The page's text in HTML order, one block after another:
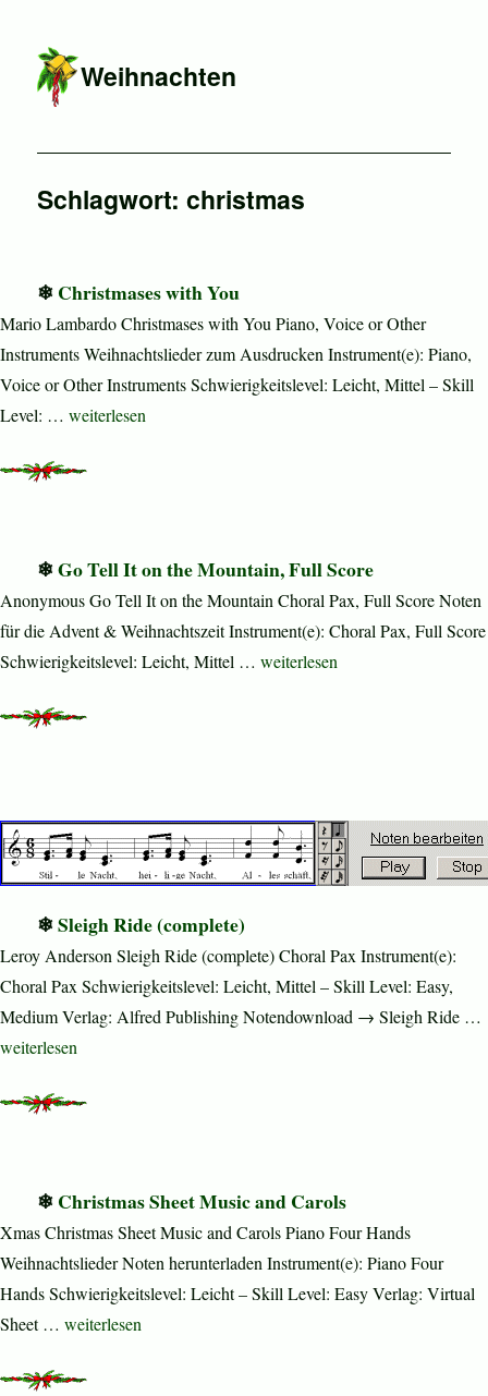
Weihnachten
Schlagwort:christmas
Christmases with You
Mario Lambardo Christmases with You Piano, Voice or Other
Instruments Weihnachtslieder zum Ausdrucken Instrument(e): Piano,
Voice or Other Instruments Schwierigkeitslevel: Leicht, Mittel – Skill
Level: … „Christmases with You“
weiterlesen
Go Tell It on the Mountain, Full Score
Anonymous Go Tell It on the Mountain Choral Pax, Full Score Noten
für die Advent & Weihnachtszeit Instrument(e): Choral Pax, Full Score
Schwierigkeitslevel: Leicht, Mittel … „Go Tell It on the Mountain,
weiterlesen
Sleigh Ride (complete)
Leroy Anderson Sleigh Ride (complete) Choral Pax Instrument(e):
Choral Pax Schwierigkeitslevel: Leicht, Mittel – Skill Level: Easy,
Medium Verlag: Alfred Publishing Notendownload → Sleigh Ride …
„Sleigh Ride (complete)“
weiterlesen
Christmas Sheet Music and Carols
Xmas Christmas Sheet Music and Carols Piano Four Hands
Weihnachtslieder Noten herunterladen Instrument(e): Piano Four
Hands Schwierigkeitslevel: Leicht – Skill Level: Easy Verlag: Virtual
Sheet … „Christmas Sheet Music and Carols“
weiterlesen